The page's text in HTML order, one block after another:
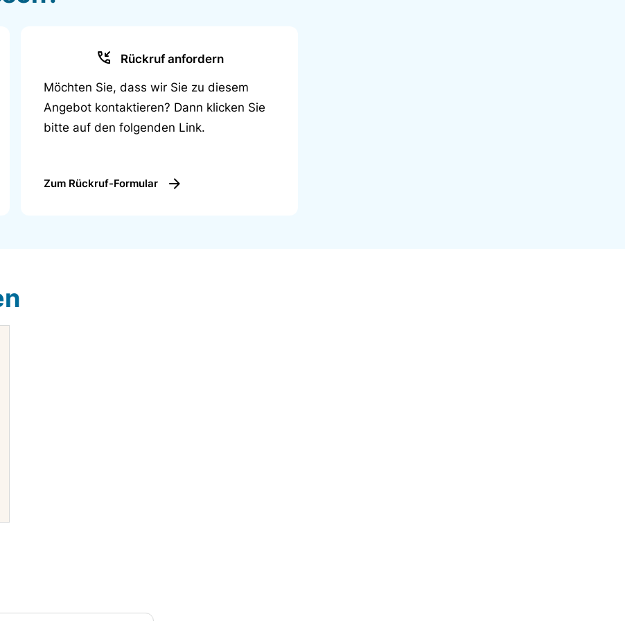
Rückruf anfordern
Möchten Sie, dass wir Sie zu diesem
Angebot kontaktieren? Dann klicken Sie
bitte auf den folgenden Link.
Zum Rückruf-Formular